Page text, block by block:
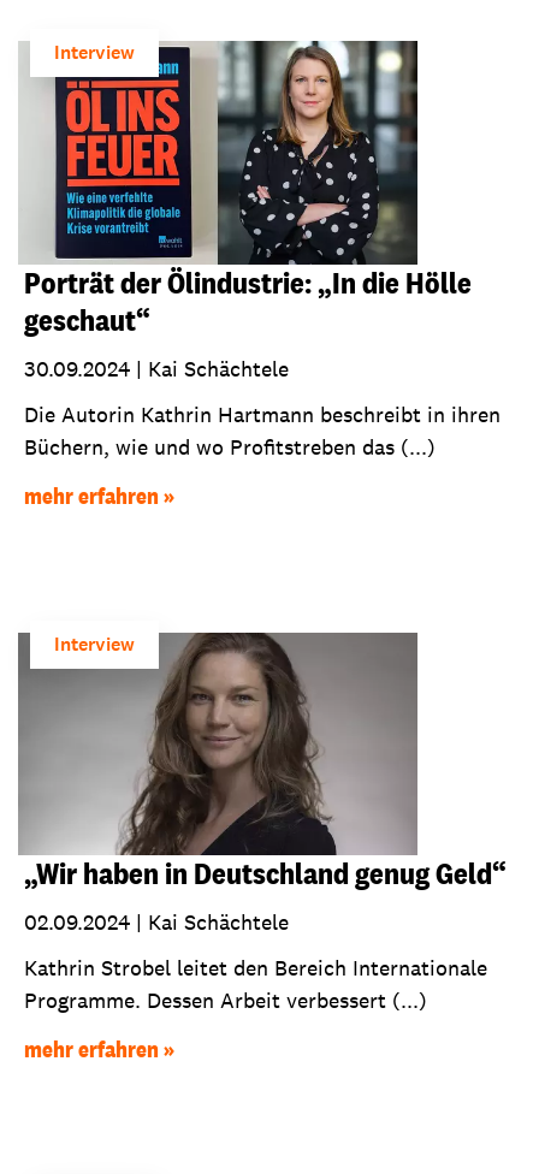
Interview
Porträt der Ölindustrie: „In die Hölle
geschaut“
30.09.2024 | Kai Schächtele
Die Autorin Kathrin Hartmann beschreibt in ihren
Büchern, wie und wo Profitstreben das (...)
mehr erfahren
Interview
„Wir haben in Deutschland genug Geld“
02.09.2024 | Kai Schächtele
Kathrin Strobel leitet den Bereich Internationale
Programme. Dessen Arbeit verbessert (...)
mehr erfahren